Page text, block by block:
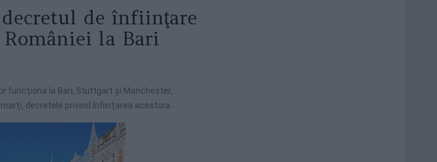
de înfiinţare
la Bari
funcţiona la Bari, Stuttgart şi Manchester,
decretele privind înfiinţarea acestora.